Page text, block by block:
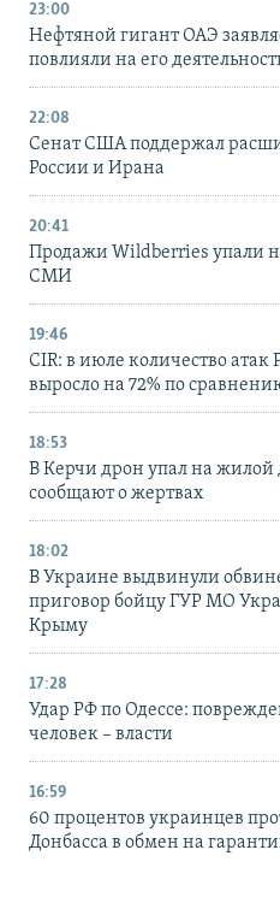
23:00
Нефтяной гигант ОАЭ
повлияли на его
22:08
Сенат США поддержал
России и Ирана
20:41
Продажи Wildberries упали
СМИ
19:46
CIR: в июле количество
выросло на 72% по
18:53
В Керчи дрон упал на жилой
сообщают о жертвах
18:02
В Украине выдвинули
приговор бойцу ГУР МО
Крыму
17:28
Удар РФ по Одессе:
человек – власти
16:59
60 процентов украинцев
Донбасса в обмен на